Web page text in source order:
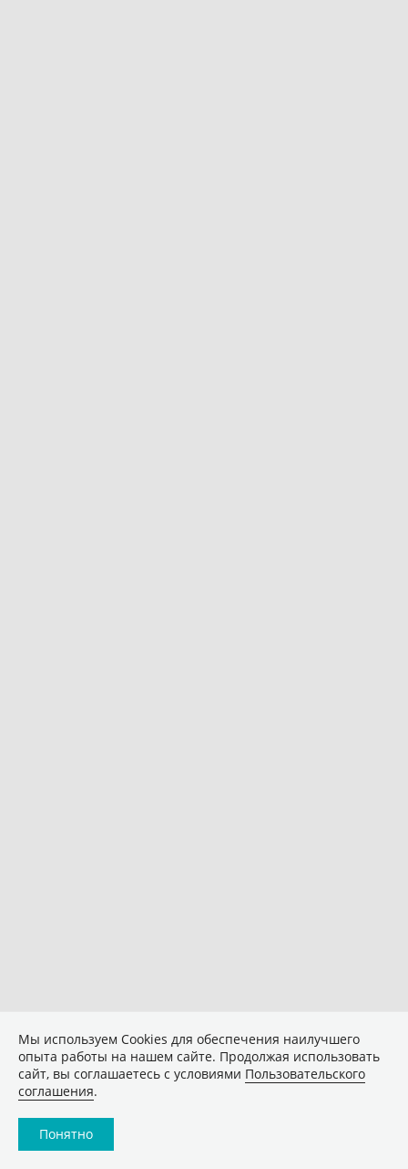
Мы используем Сookies для обеспечения наилучшего
опыта работы на нашем сайте. Продолжая использовать
сайт, вы соглашаетесь с условиями Пользовательского
соглашения.
Понятно